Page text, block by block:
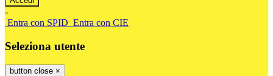
-
Entra con SPID Entra con CIE
Seleziona utente
button close ×